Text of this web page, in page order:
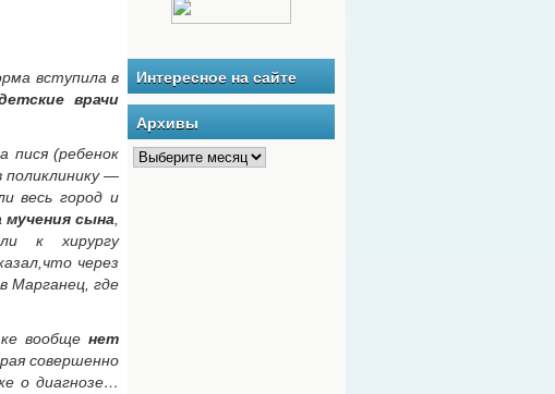
вступила в
врачи
пися (ребенок
поликлинику —
весь город и
сына
к хирургу
через
Марганец, где
вообще нет
совершенно
о диагнозе…
Интересное на сайте
Архивы